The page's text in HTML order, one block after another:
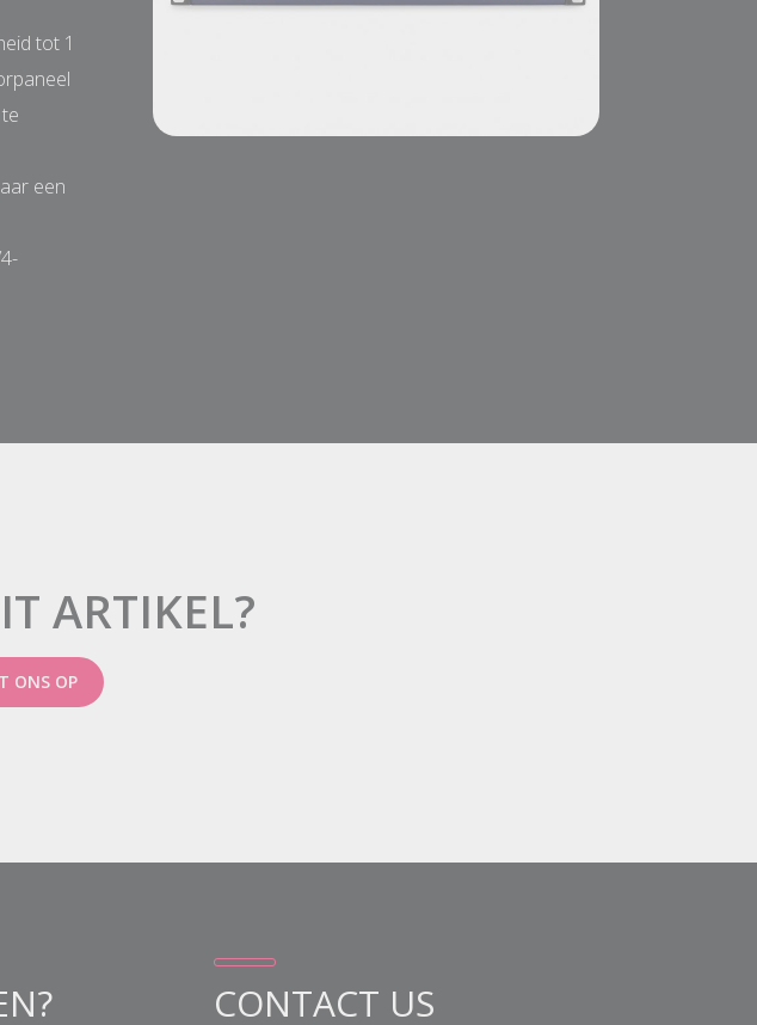
tot 1
een
ARTIKEL?
ONS OP
CONTACT US